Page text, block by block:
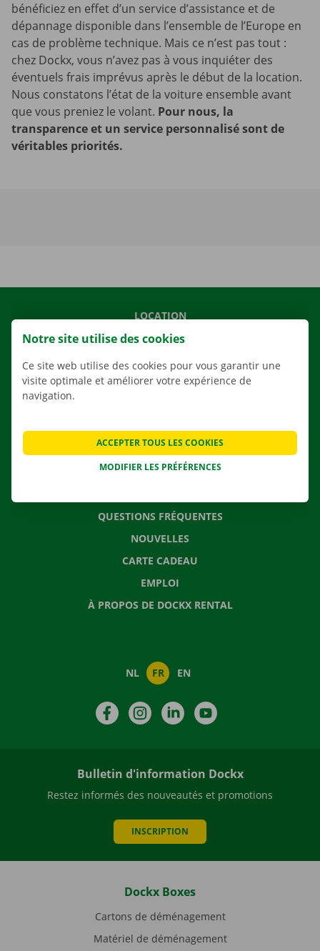
bénéficiez en effet d’un service d’assistance et de
dépannage disponible dans l’ensemble de l’Europe en
cas de problème technique. Mais ce n’est pas tout :
chez Dockx, vous n’avez pas à vous inquiéter des
éventuels frais imprévus après le début de la location.
Nous constatons l’état de la voiture ensemble avant
que vous preniez le volant. Pour nous, la
transparence et un service personnalisé sont de
véritables priorités.
LOCATION
NOS VÉHICULES
NOS SERVICES
AGENCES
QUESTIONS FRÉQUENTES
NOUVELLES
CARTE CADEAU
EMPLOI
À PROPOS DE DOCKX RENTAL
NL FR EN
FacebookInstagramLinkedIn
Bulletin d'information Dockx
Restez informés des nouveautés et promotions
INSCRIPTION
Dockx Boxes
Cartons de déménagement
Matériel de déménagement
Notre site utilise des cookies
Ce site web utilise des cookies pour vous garantir une
visite optimale et améliorer votre expérience de
navigation.
MODIFIER LES PRÉFÉRENCES
ACCEPTER TOUS LES COOKIES